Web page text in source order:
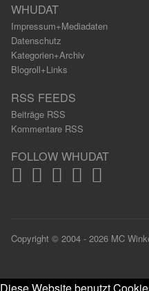
WHUDAT
Impressum+Mediadaten
Datenschutz
Kategorien+Archiv
Blogroll+Links
RSS FEEDS
Beiträge RSS
Kommentare RSS
FOLLOW WHUDAT
Copyright © 2004 - 2026 MC